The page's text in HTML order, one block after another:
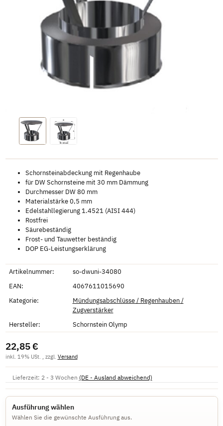
Schornsteinabdeckung mit Regenhaube
für DW Schornsteine mit 30 mm Dämmung
Durchmesser DW 80 mm
Materialstärke 0,5 mm
Edelstahllegierung 1.4521 (AISI 444)
Rostfrei
Säurebeständig
Frost- und Tauwetter beständig
DOP EG-Leistungserklärung
Artikelnummer:
so-dwuni-34080
EAN:
4067611015690
Kategorie:
Mündungsabschlüsse / Regenhauben /
Zugverstärker
Hersteller:
Schornstein Olymp
22,85 €
inkl. 19% USt. , zzgl. Versand
Lieferzeit: 2 - 3 Wochen (DE - Ausland abweichend)
Ausführung wählen
Wählen Sie die gewünschte Ausführung aus.